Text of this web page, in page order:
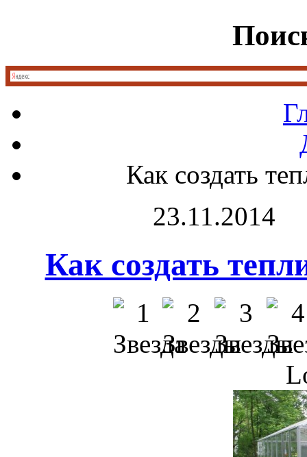
Как создать
23.11.2014
Как создать